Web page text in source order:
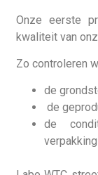
Onze eerste
kwaliteit van
Zo controleren
de
de
de
verpakking